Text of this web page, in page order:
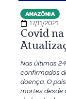
AMAZÔNIA
17/11/2021
Covid
Nas últimas
confirmados
doença. O
mortes desde